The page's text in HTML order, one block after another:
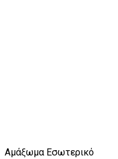
Αμάξωμα Εσωτερικό